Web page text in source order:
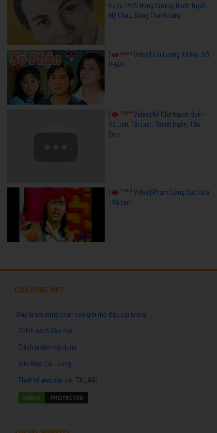
trước 1975 Hùng Cường, Bạch Tuyết,
Mỹ Châu, Dũng Thanh Lâm
34580 Video] Cải Lương Xã Hội: SỐ
PHẬN
24586 Video] Kẻ Chợ Người Quê -
Vũ Linh, Tài Linh, Thanh Ngân, Tấn
Beo
23603 Video] Phạm Công Cúc Hoa
- Vũ Linh
CAILUONG.NET
Đây là nơi dừng chân của giới mộ điệu cải lương
Chính sách bảo mật
Trách nhiệm nội dung
Site-Map Cải Lương
Thiết kế website bởi: TX LAGI